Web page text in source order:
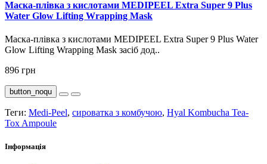
Маска-плівка з кислотами MEDIPEEL Extra Super 9 Plus
Water Glow Lifting Wrapping Mask
Маска-плівка з кислотами MEDIPEEL Extra Super 9 Plus Water
Glow Lifting Wrapping Mask засіб дод..
896 грн
button_noqu
Теги: Medi-Peel, сироватка з комбучою, Hyal Kombucha Tea-
Tox Ampoule
Інформація